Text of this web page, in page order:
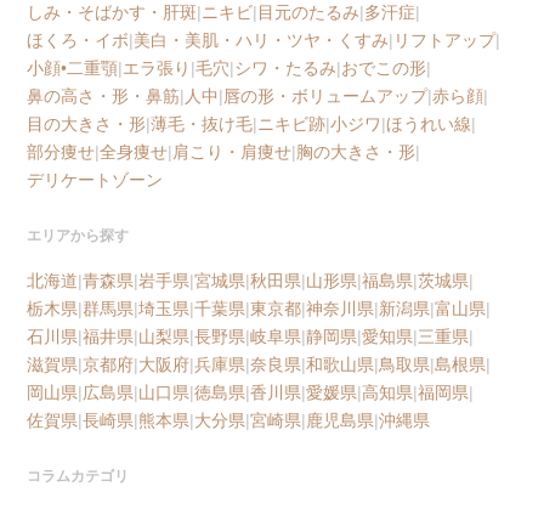
しみ・そばかす・肝斑| ニキビ|目元のたるみ|多汗症|
ほくろ・イボ|美白・美肌・ハリ・ツヤ・くすみ| リフトアップ|
小顔•二重顎|エラ張り |毛穴|シワ・たるみ|おでこの形|
鼻の高さ・形・鼻筋| 人中|唇の形・ボリュームアップ|赤ら顔|
目の大きさ・形|薄毛・抜け毛| ニキビ跡|小ジワ|ほうれい線|
部分痩せ|全身痩せ|肩こり・肩痩せ|胸の大きさ・形|
デリケートゾーン
エリアから探す
北海道|青森県|岩手県|宮城県|秋田県|山形県|福島県|茨城県|
栃木県|群馬県|埼玉県|千葉県|東京都|神奈川県|新潟県|富山県|
石川県|福井県|山梨県|長野県|岐阜県|静岡県|愛知県|三重県|
滋賀県|京都府|大阪府|兵庫県|奈良県|和歌山県|鳥取県|島根県|
岡山県|広島県|山口県|徳島県|香川県|愛媛県|高知県|福岡県|
佐賀県|長崎県|熊本県|大分県|宮崎県|鹿児島県|沖縄県
コラムカテゴリ